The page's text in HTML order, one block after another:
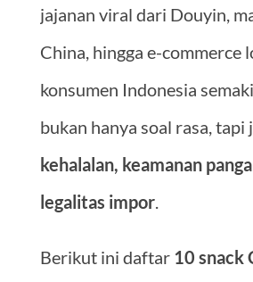
jajanan viral dari Douyin,
China, hingga e-commerce
konsumen Indonesia
bukan hanya soal rasa, tapi
kehalalan, keamanan
legalitas impor.
Berikut ini daftar 10 snack